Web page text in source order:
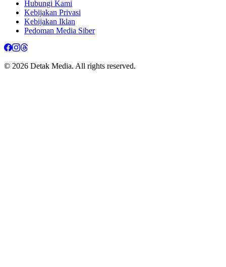
Hubungi Kami
Kebijakan Privasi
Kebijakan Iklan
Pedoman Media Siber
© 2026 Detak Media. All rights reserved.